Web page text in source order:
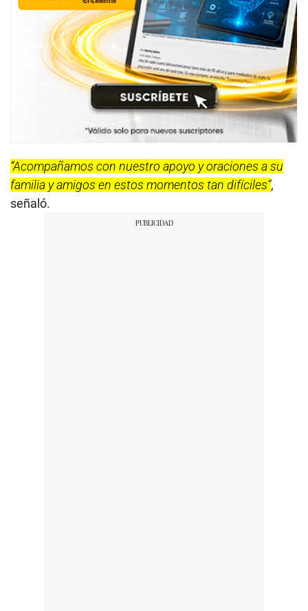
“Acompañamos con nuestro apoyo y oraciones a su
familia y amigos en estos momentos tan difíciles”,
señaló.